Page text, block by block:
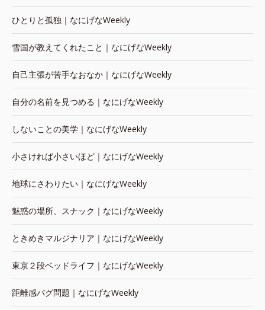
ひとりと孤独｜なにげなWeekly
雪国が教えてくれたこと｜なにげなWeekly
自己主張が苦手なおなか｜なにげなWeekly
自分の名前を見つめる｜なにげなWeekly
しないことの美学｜なにげなWeekly
小さければ小さいほど｜なにげなWeekly
地球にさわりたい｜なにげなWeekly
魅惑の場所、スナック｜なにげなWeekly
ときめきマルジナリア｜なにげなWeekly
東京２段ベッドライフ｜なにげなWeekly
距離感バグ問題｜なにげなWeekly